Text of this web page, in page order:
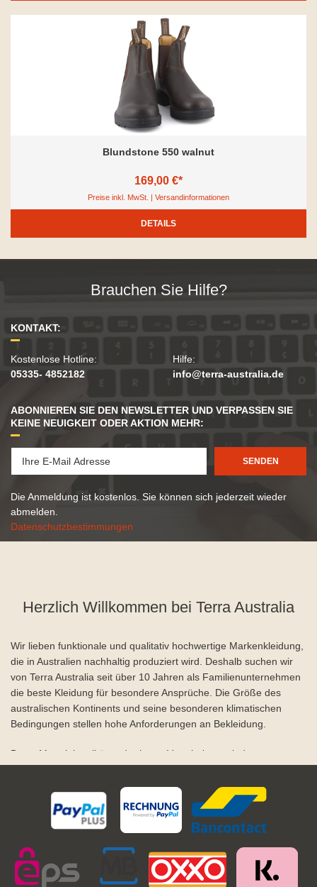
Blundstone 550 walnut
169,00 €*
Preise inkl. MwSt. | Versandinformationen
DETAILS
Brauchen Sie Hilfe?
KONTAKT:
Kostenlose Hotline:
05335- 4852182
Hilfe:
info@terra-australia.de
ABONNIEREN SIE DEN NEWSLETTER UND VERPASSEN SIE
KEINE NEUIGKEIT ODER AKTION MEHR:
SENDEN
Die Anmeldung ist kostenlos. Sie können sich jederzeit wieder
abmelden.
Datenschutzbestimmungen
Herzlich Willkommen bei Terra Australia
Wir lieben funktionale und qualitativ hochwertige Markenkleidung,
die in Australien nachhaltig produziert wird. Deshalb suchen wir
von Terra Australia seit über 10 Jahren als Familienunternehmen
die beste Kleidung für besondere Ansprüche. Die Größe des
australischen Kontinents und seine besonderen klimatischen
Bedingungen stellen hohe Anforderungen an Bekleidung.
Beste Materialqualität und robuste Verarbeitung sind
eine breites Sortiment der drei beliebtesten Outback Schuh-
Marken Blundstone und Redback. Diese zeichnen sich aus durch
Qualität, Komfort und Langlebigkeit aus. Unsere Marken Ein
Australische Boots sind eine Investion, die Sie nicht bereuen
werden.
Ganz gleich, ob Sie gutes Schuhwerk für das nächste Outdoor-